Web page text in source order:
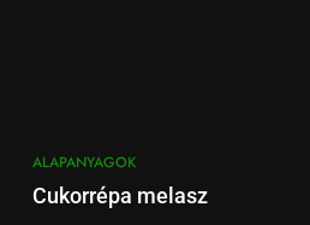
ALAPANYAGOK
Cukorrépa melasz